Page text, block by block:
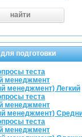
найти
подготовки
теста
менеджмент
менеджмент) Легкий
теста
менеджмент
менеджмент)
теста
менеджмент